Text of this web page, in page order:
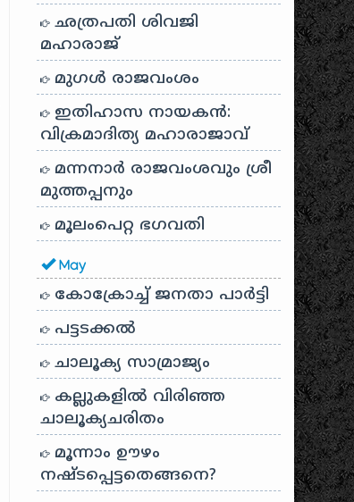
ഛത്രപതി ശിവജി
മഹാരാജ്
മുഗൾ രാജവംശം
ഇതിഹാസ നായകൻ:
വിക്രമാദിത്യ മഹാരാജാവ്
മന്നനാർ രാജവംശവും ശ്രീ
മുത്തപ്പനും
മൂലംപെറ്റ ഭഗവതി
May
കോക്രോച്ച് ജനതാ പാർട്ടി
പട്ടടക്കൽ
ചാലൂക്യ സാമ്രാജ്യം
കല്ലുകളിൽ വിരിഞ്ഞ
ചാലൂക്യചരിതം
മൂന്നാം ഊഴം
നഷ്ടപ്പെട്ടതെങ്ങനെ?